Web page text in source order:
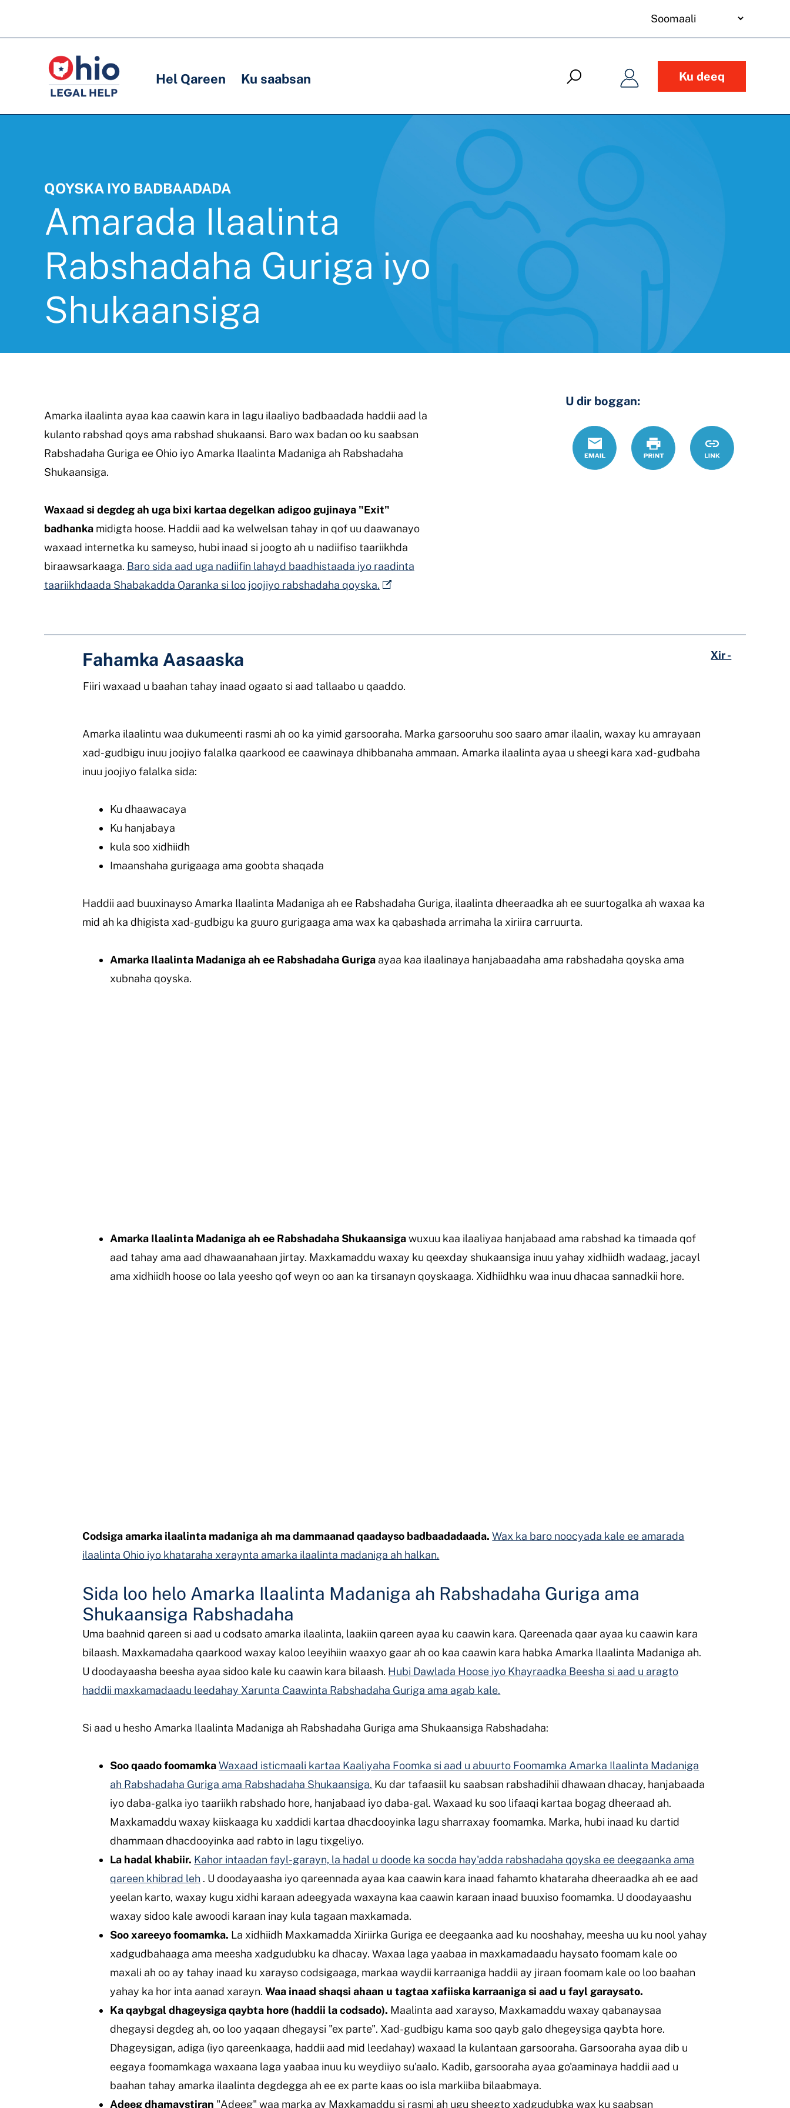
navigation
Hel Qareen Ku saabsan Ku deeq
navigation
QOYSKA IYO BADBAADADA
Amarada Ilaalinta
Rabshadaha Guriga iyo
Shukaansiga
Amarka ilaalinta ayaa kaa caawin kara in lagu ilaaliyo badbaadada haddii aad la
kulanto rabshad qoys ama rabshad shukaansi. Baro wax badan oo ku saabsan
Rabshadaha Guriga ee Ohio iyo Amarka Ilaalinta Madaniga ah Rabshadaha
Shukaansiga.
Waxaad si degdeg ah uga bixi kartaa degelkan adigoo gujinaya "Exit"
badhankamidigta hoose. Haddii aad ka welwelsan tahay in qof uu daawanayo
waxaad internetka ku sameyso, hubi inaad si joogto ah u nadiifiso taariikhda
biraawsarkaaga. Baro sida aad uga nadiifin lahayd baadhistaada iyo raadinta
taariikhdaada Shabakadda Qaranka si loo joojiyo rabshadaha qoyska.
U dir boggan:
Email Daabac
https://
%20shukaansi-
cpo
Link
Fahamka Aasaaska
Fiiri waxaad u baahan tahay inaad ogaato si aad tallaabo u qaaddo.
Xir -
Amarka ilaalintu waa dukumeenti rasmi ah oo ka yimid garsooraha. Marka garsooruhu soo saaro amar ilaalin, waxay ku amrayaan
xad-gudbigu inuu joojiyo falalka qaarkood ee caawinaya dhibbanaha ammaan. Amarka ilaalinta ayaa u sheegi kara xad-gudbaha
inuu joojiyo falalka sida:
Ku dhaawacaya
Ku hanjabaya
kula soo xidhiidh
Imaanshaha gurigaaga ama goobta shaqada
Haddii aad buuxinayso Amarka Ilaalinta Madaniga ah ee Rabshadaha Guriga, ilaalinta dheeraadka ah ee suurtogalka ah waxaa ka
mid ah ka dhigista xad-gudbigu ka guuro gurigaaga ama wax ka qabashada arrimaha la xiriira carruurta.
Amarka Ilaalinta Madaniga ah ee Rabshadaha Guriga ayaa kaa ilaalinaya hanjabaadaha ama rabshadaha qoyska ama
xubnaha qoyska.
Amarka Ilaalinta Madaniga ah ee Rabshadaha Shukaansigawuxuu kaa ilaaliyaa hanjabaad ama rabshad ka timaada qof
aad tahay ama aad dhawaanahaan jirtay. Maxkamaddu waxay ku qeexday shukaansiga inuu yahay xidhiidh wadaag, jacayl
ama xidhiidh hoose oo lala yeesho qof weyn oo aan ka tirsanayn qoyskaaga. Xidhiidhku waa inuu dhacaa sannadkii hore.
Codsiga amarka ilaalinta madaniga ah ma dammaanad qaadayso badbaadadaada. Wax ka baro noocyada kale ee amarada
ilaalinta Ohio iyo khataraha xeraynta amarka ilaalinta madaniga ah halkan.
Sida loo helo Amarka Ilaalinta Madaniga ah Rabshadaha Guriga ama
Shukaansiga Rabshadaha
Uma baahnid qareen si aad u codsato amarka ilaalinta, laakiin qareen ayaa ku caawin kara. Qareenada qaar ayaa ku caawin kara
bilaash. Maxkamadaha qaarkood waxay kaloo leeyihiin waaxyo gaar ah oo kaa caawin kara habka Amarka Ilaalinta Madaniga ah.
U doodayaasha beesha ayaa sidoo kale ku caawin kara bilaash. Hubi Dawlada Hoose iyo Khayraadka Beesha si aad u aragto
haddii maxkamadaadu leedahay Xarunta Caawinta Rabshadaha Guriga ama agab kale.
Si aad u hesho Amarka Ilaalinta Madaniga ah Rabshadaha Guriga ama Shukaansiga Rabshadaha:
Soo qaado foomamka Waxaad isticmaali kartaa Kaaliyaha Foomka si aad u abuurto Foomamka Amarka Ilaalinta Madaniga
ah Rabshadaha Guriga ama Rabshadaha Shukaansiga. Ku dar tafaasiil ku saabsan rabshadihii dhawaan dhacay, hanjabaada
iyo daba-galka iyo taariikh rabshado hore, hanjabaad iyo daba-gal. Waxaad ku soo lifaaqi kartaa bogag dheeraad ah.
Maxkamaddu waxay kiiskaaga ku xaddidi kartaa dhacdooyinka lagu sharraxay foomamka. Marka, hubi inaad ku dartid
dhammaan dhacdooyinka aad rabto in lagu tixgeliyo.
La hadal khabiir. Kahor intaadan fayl-garayn, la hadal u doode ka socda hay'adda rabshadaha qoyska ee deegaanka ama
qareen khibrad leh . U doodayaasha iyo qareennada ayaa kaa caawin kara inaad fahamto khataraha dheeraadka ah ee aad
yeelan karto, waxay kugu xidhi karaan adeegyada waxayna kaa caawin karaan inaad buuxiso foomamka. U doodayaashu
waxay sidoo kale awoodi karaan inay kula tagaan maxkamada.
Soo xareeyo foomamka. La xidhiidh Maxkamadda Xiriirka Guriga ee deegaanka aad ku nooshahay, meesha uu ku nool yahay
xadgudbahaaga ama meesha xadgudubku ka dhacay. Waxaa laga yaabaa in maxkamadaadu haysato foomam kale oo
maxali ah oo ay tahay inaad ku xarayso codsigaaga, markaa waydii karraaniga haddii ay jiraan foomam kale oo loo baahan
yahay ka hor inta aanad xarayn.Waa inaad shaqsi ahaan u tagtaa xafiiska karraaniga si aad u fayl garaysato.
Ka qaybgal dhageysiga qaybta hore (haddii la codsado). Maalinta aad xarayso, Maxkamaddu waxay qabanaysaa
dhegaysi degdeg ah, oo loo yaqaan dhegaysi "ex parte". Xad-gudbigu kama soo qayb galo dhegeysiga qaybta hore.
Dhageysigan, adiga (iyo qareenkaaga, haddii aad mid leedahay) waxaad la kulantaan garsooraha. Garsooraha ayaa dib u
eegaya foomamkaga waxaana laga yaabaa inuu ku weydiiyo su'aalo. Kadib, garsooraha ayaa go'aaminaya haddii aad u
baahan tahay amarka ilaalinta degdegga ah ee ex parte kaas oo isla markiiba bilaabmaya.
Adeeg dhamaystiran "Adeeg" waa marka ay Maxkamaddu si rasmi ah ugu sheegto xadgudubka wax ku saabsan